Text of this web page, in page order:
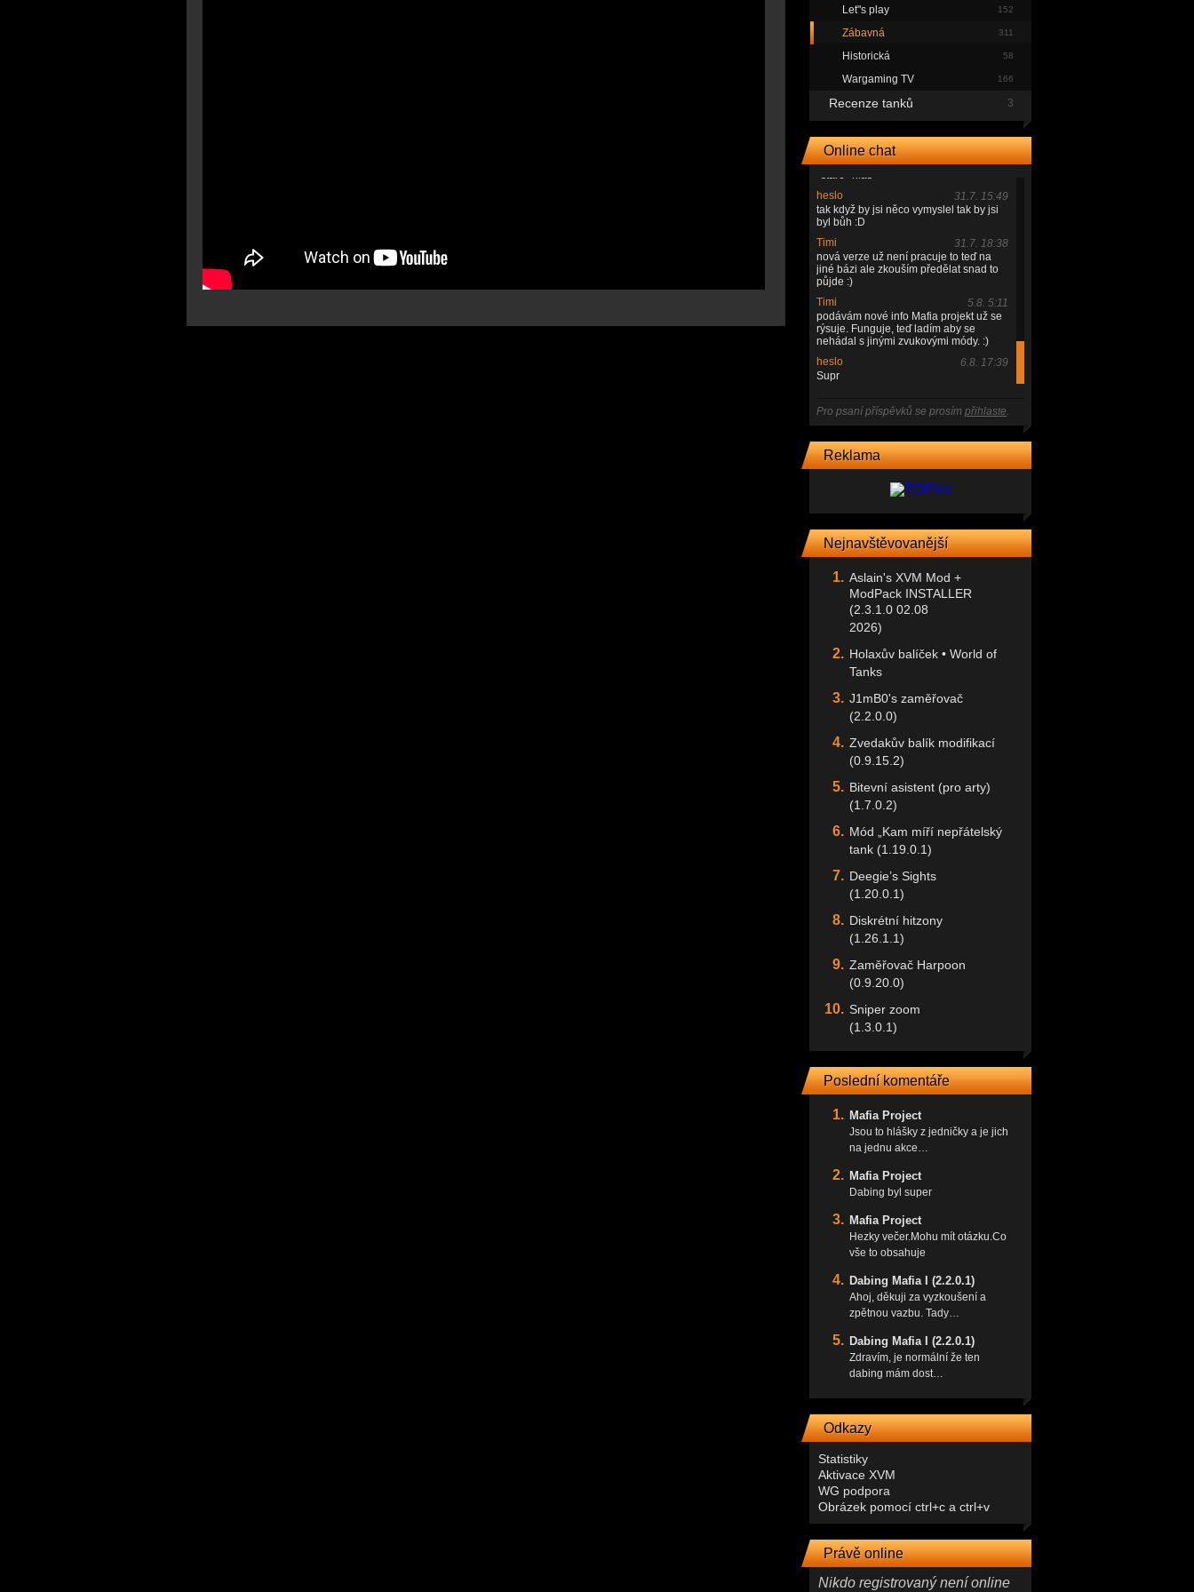
Let"s play
152
Zábavná 311
Historická 58
Wargaming TV 166
Recenze tanků 3
Online chat
29.7. 12:02
podívám se po nich
@heslo tak jsem zjistil ty hlášky z Mafie
míň akcí než na kterou to bylo
na tvoření hudby takže už stré nemůžou
zkusím něco vymyslet
29.7. 17:51
*staré *hlas
31.7. 15:49
heslo
tak když by jsi něco vymyslel tak by jsi
byl bůh :D
31.7. 18:38
Timi
nová verze už není pracuje to teď na
jiné bázi ale zkouším předělat snad to
půjde :)
5.8. 5:11
Timi
podávám nové info Mafia projekt už se
rýsuje. Funguje, teď ladím aby se
nehádal s jinými zvukovými módy. :)
6.8. 17:39
heslo
Supr
Pro psaní příspěvků se prosím přihlaste.
Reklama
Nejnavštěvovanější
Aslain's XVM Mod +
ModPack INSTALLER
(2.3.1.0 02.08
2026)
Holaxův balíček • World of
Tanks
J1mB0's zaměřovač
(2.2.0.0)
Zvedakův balík modifikací
(0.9.15.2)
Bitevní asistent (pro arty)
(1.7.0.2)
Mód „Kam míří nepřátelský
tank (1.19.0.1)
Deegie’s Sights
(1.20.0.1)
Diskrétní hitzony
(1.26.1.1)
Zaměřovač Harpoon
(0.9.20.0)
Sniper zoom
(1.3.0.1)
Poslední komentáře
Mafia Project
Jsou to hlášky z jedničky a je jich
na jednu akce…
Mafia Project
Dabing byl super
Mafia Project
Hezky večer.Mohu mít otázku.Co
vše to obsahuje
Dabing Mafia I (2.2.0.1)
Ahoj, děkuji za vyzkoušení a
zpětnou vazbu. Tady…
Dabing Mafia I (2.2.0.1)
Zdravím, je normální že ten
dabing mám dost…
Odkazy
Statistiky
Aktivace XVM
WG podpora
Obrázek pomocí ctrl+c a ctrl+v
Právě online
Nikdo registrovaný není online